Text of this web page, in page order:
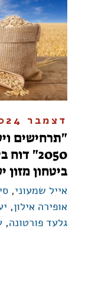
דצמבר 2024
"תרחישים
2050"
ביטחון מזון
אייל שמעוני,
אופירה אילון,
גלעד פורטונה,